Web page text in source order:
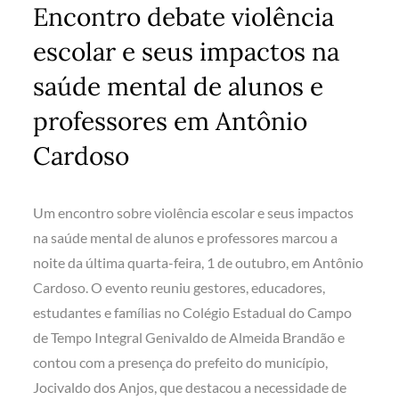
Encontro debate violência
escolar e seus impactos na
saúde mental de alunos e
professores em Antônio
Cardoso
Um encontro sobre violência escolar e seus impactos
na saúde mental de alunos e professores marcou a
noite da última quarta-feira, 1 de outubro, em Antônio
Cardoso. O evento reuniu gestores, educadores,
estudantes e famílias no Colégio Estadual do Campo
de Tempo Integral Genivaldo de Almeida Brandão e
contou com a presença do prefeito do município,
Jocivaldo dos Anjos, que destacou a necessidade de